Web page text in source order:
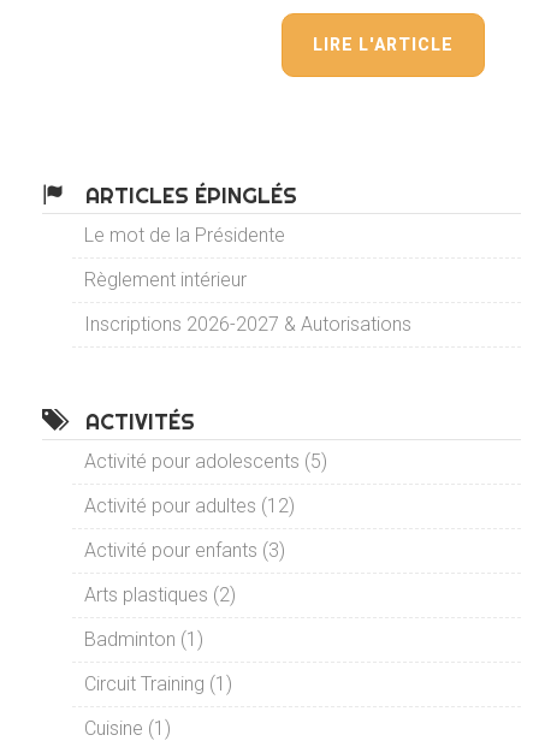
LIRE L'ARTICLE
ARTICLES ÉPINGLÉS
Le mot de la Présidente
Règlement intérieur
Inscriptions 2026-2027 & Autorisations
ACTIVITÉS
Activité pour adolescents (5)
Activité pour adultes (12)
Activité pour enfants (3)
Arts plastiques (2)
Badminton (1)
Circuit Training (1)
Cuisine (1)